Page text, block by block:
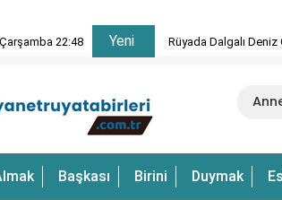
Çarşamba 22:48 Yeni
Ne Anlama Gelir?
Başkası Birini Duymak